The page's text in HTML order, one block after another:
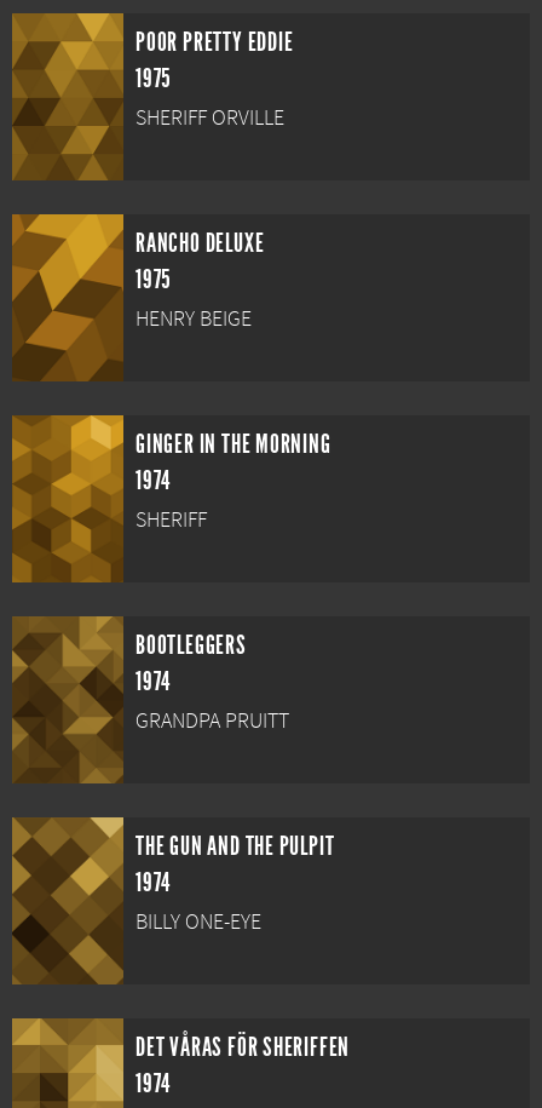
POOR PRETTY EDDIE
1975
SHERIFF ORVILLE
RANCHO DELUXE
1975
HENRY BEIGE
GINGER IN THE MORNING
1974
SHERIFF
BOOTLEGGERS
1974
GRANDPA PRUITT
THE GUN AND THE PULPIT
1974
BILLY ONE-EYE
DET VÅRAS FÖR SHERIFFEN
1974